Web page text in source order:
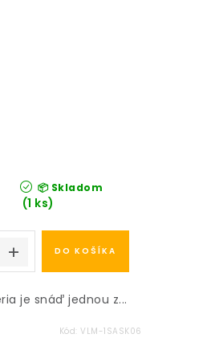
📦 Skladom
(1 ks)
DO KOŠÍKA
je snáď jednou z...
Kód:VLM-1SASK06